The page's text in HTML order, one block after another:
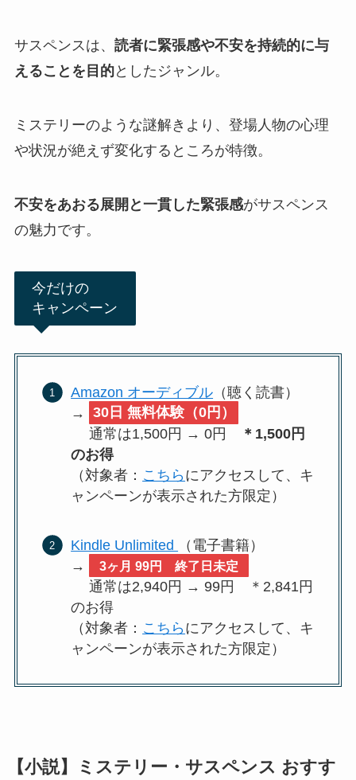
サスペンスは、 読者に緊張感や不安を持続的に与
えることを目的としたジャンル。
ミステリーのような謎解きより、登場人物の心理
や状況が絶えず変化するところが特徴。
不安をあおる展開と一貫した緊張感がサスペンス
の魅力です。
今だけの
キャンペーン
Amazon オーディブル （聴く読書）
→
30日 無料体験（0円）
通常は1,500円 → 0円
＊1,500円
のお得
（対象者： こちら にアクセスして、キ
ャンペーンが表示された方限定）
Kindle Unlimited
（電子書籍）
→
3ヶ月 99円 終了日未定
通常は2,940円 → 99円 ＊2,841円
のお得
（対象者： こちら にアクセスして、キ
ャンペーンが表示された方限定）
【小説】ミステリー・サスペンス おすす